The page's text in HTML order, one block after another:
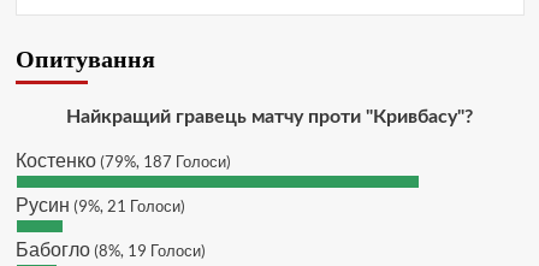
вайбер, будь де) що підходить?
SVAT :Hatsyk, Якщо зручно, то
SVAT, без проблем
SVAT :Hatsyk в інсті обмеження
кинув в ТГ
DJGycle :
Всім привіт!
Опитування
Найкращий гравець матчу проти "Кривбасу"?
Костенко (79%, 187 Голоси)
Русин (9%, 21 Голоси)
Бабогло (8%, 19 Голоси)